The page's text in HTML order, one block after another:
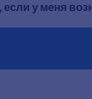
если у меня